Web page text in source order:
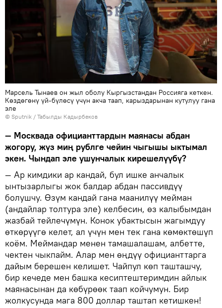
Марсель Тынаев он жыл оболу Кыргызстандан Россияга кеткен.
Көздөгөнү үй-бүлөсү үчүн акча таап, карыздарынан кутулуу гана
эле
© Sputnik / Табылды Кадырбеков
— Москвада официанттардын маянасы абдан
жогору, жүз миң рублге чейин чыгышы ыктымал
экен. Чындап эле ушунчалык кирешелүүбү?
— Ар кимдики ар кандай, бул ишке анчалык
ынтызарлыгы жок балдар абдан пассивдүү
болушчу. Өзүм кандай гана маанилүү мейман
(андайлар толтура эле) келбесин, өз калыбымдан
жазбай тейлечүмүн. Конок убактысын жагымдуу
өткөрүүгө келет, ал үчүн мен тек гана көмөктөшүп
коём. Меймандар менен тамашалашам, албетте,
чектен чыкпайм. Алар мен өңдүү официанттарга
дайым берешен келишет. Чайпул көп ташташчу,
бир кечеде мен башка кесиптештеримдин айлык
маянасынан да көбүрөөк таап койчумун. Бир
жолкусунда мага 800 доллар таштап кетишкен!